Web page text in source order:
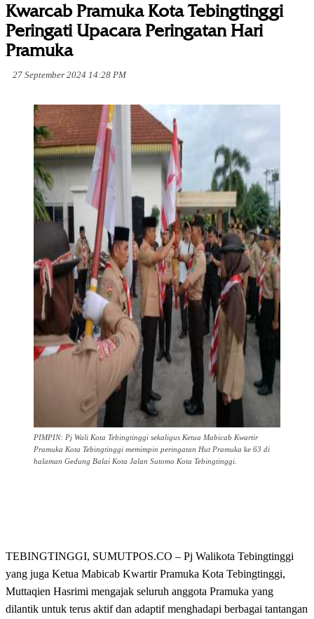
Kwarcab Pramuka Kota Tebingtinggi
Peringati Upacara Peringatan Hari
Pramuka
27 September 2024 14:28 PM
PIMPIN: Pj Wali Kota Tebingtinggi sekaligus Ketua Mabicab Kwartir
Pramuka Kota Tebingtinggi memimpin peringatan Hut Pramuka ke 63 di
halaman Gedung Balai Kota Jalan Sutomo Kota Tebingtinggi.
TEBINGTINGGI, SUMUTPOS.CO – Pj Walikota Tebingtinggi
yang juga Ketua Mabicab Kwartir Pramuka Kota Tebingtinggi,
Muttaqien Hasrimi mengajak seluruh anggota Pramuka yang
dilantik untuk terus aktif dan adaptif menghadapi berbagai tantangan